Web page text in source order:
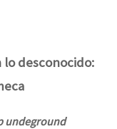
lo desconocido:
undeground